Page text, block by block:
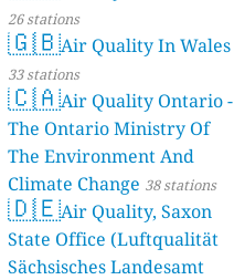
26 stations
🇬🇧Air Quality In Wales
33 stations
🇨🇦Air Quality Ontario -
The Ontario Ministry Of
The Environment And
Climate Change 38 stations
🇩🇪Air Quality, Saxon
State Office (Luftqualität
Sächsisches Landesamt